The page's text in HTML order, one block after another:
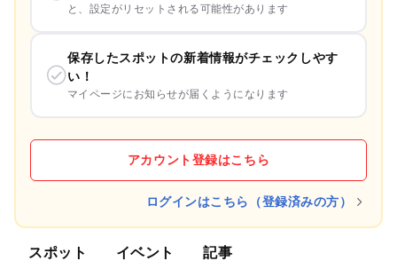
と、設定がリセットされる可能性があります
保存したスポットの新着情報がチェックしやす
い！
マイページにお知らせが届くようになります
アカウント登録はこちら
ログインはこちら（登録済みの方）
スポット イベント 記事